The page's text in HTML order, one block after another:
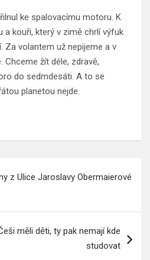
ke spalovacímu motoru. K
a kouři, který v zimě chrlí výfuk
Za volantem už nepijeme a v
Chceme žít déle, zdravě,
do sedmdesáti. A to se
planetou nejde.
z Ulice Jaroslavy Obermaierové
měli děti, ty pak nemají kde
studovat